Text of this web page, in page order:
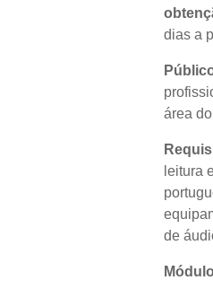
dias a
área
leitura
de